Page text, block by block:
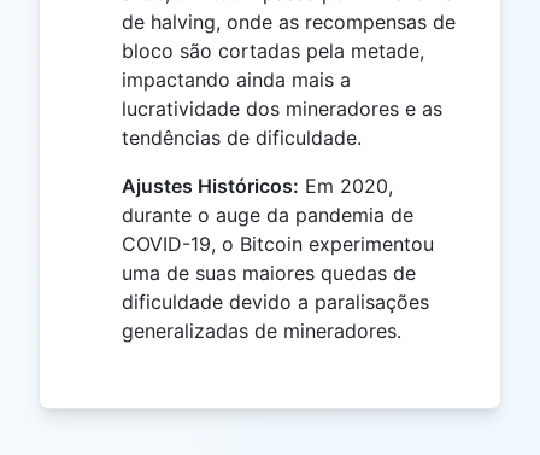
de halving, onde as recompensas de
bloco são cortadas pela metade,
impactando ainda mais a
lucratividade dos mineradores e as
tendências de dificuldade.
Ajustes Históricos: Em 2020,
durante o auge da pandemia de
COVID-19, o Bitcoin experimentou
uma de suas maiores quedas de
dificuldade devido a paralisações
generalizadas de mineradores.